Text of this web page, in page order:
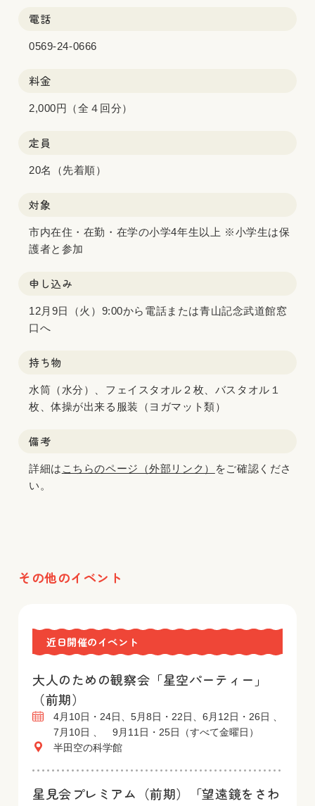
電話
0569-24-0666
料金
2,000円（全４回分）
定員
20名（先着順）
対象
市内在住・在勤・在学の小学4年生以上 ※小学生は保
護者と参加
申し込み
12月9日（火）9:00から電話または青山記念武道館窓
口へ
持ち物
水筒（水分）、フェイスタオル２枚、バスタオル１
枚、体操が出来る服装（ヨガマット類）
備考
詳細は こちらのページ（外部リンク）
をご確認くださ
い。
その他のイベント
近日開催のイベント
大人のための観察会「星空パーティー」
（前期）
4月10日・24日、5月8日・22日、6月12日・26日 、
7月10日 、 9月11日・25日（すべて金曜日）
半田空の科学館
星見会プレミアム（前期）「望遠鏡をさわ